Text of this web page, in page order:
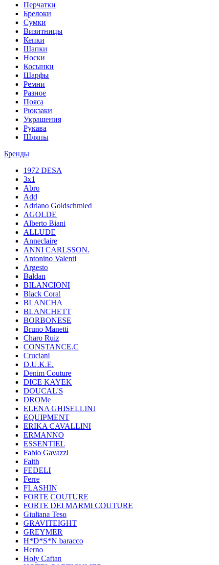
Перчатки
Брелоки
Сумки
Визитницы
Кепки
Шапки
Носки
Косынки
Шарфы
Ремни
Разное
Пояса
Рюкзаки
Украшения
Рукава
Шляпы
Бренды
1972 DESA
3x1
Abro
Add
Adriano Goldschmied
AGOLDE
Alberto Biani
ALLUDE
Anneclaire
ANNI CARLSSON.
Antonino Valenti
Argesto
Baldan
BILANCIONI
Black Coral
BLANCHA
BLANCHETT
BORBONESE
Bruno Manetti
Charo Ruiz
CONSTANCE.C
Cruciani
D.U.K.E.
Denim Couture
DICE KAYEK
DOUCAL'S
DROMe
ELENA GHISELLINI
EQUIPMENT
ERIKA CAVALLINI
ERMANNO
ESSENTIEL
Fabio Gavazzi
Faith
FEDELI
Ferre
FLASHIN
FORTE COUTURE
FORTE DEI MARMI COUTURE
Giuliana Teso
GRAVITEIGHT
GREYMER
H*D*S*N baracco
Herno
Holy Caftan